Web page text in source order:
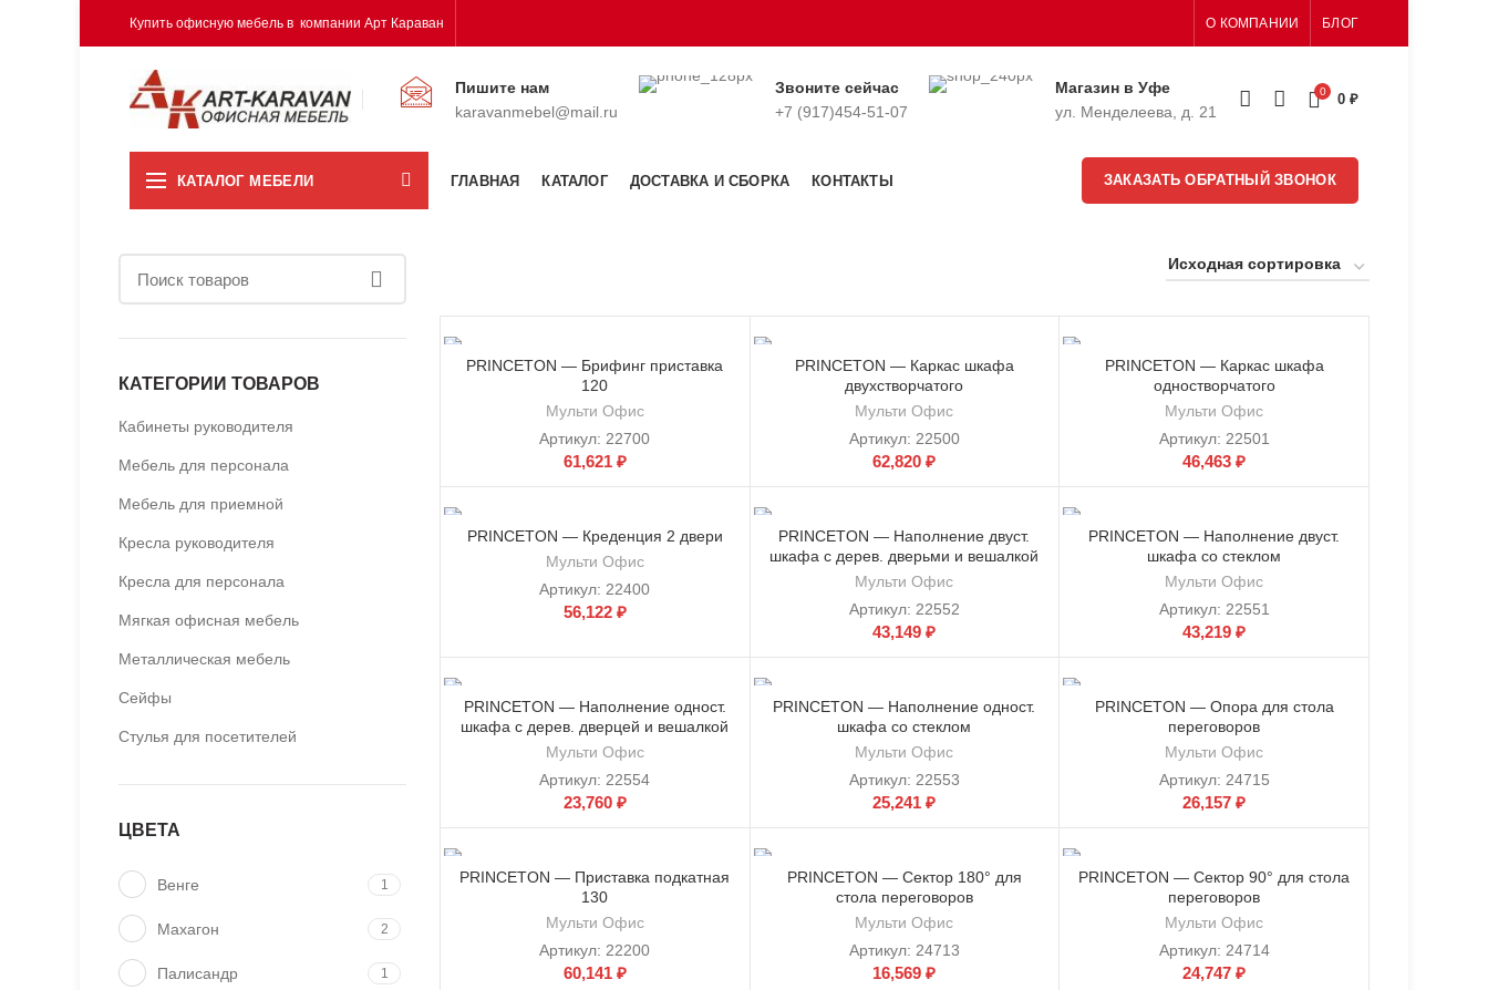
Купить офисную мебель в компании Арт Караван О КОМПАНИИ БЛОГ
Пишите нам
karavanmebel@mail.ru
Звоните сейчас
+7 (917)454-51-07
Магазин в Уфе
ул. Менделеева, д. 21
0 0 ₽
КАТАЛОГ МЕБЕЛИ ГЛАВНАЯ КАТАЛОГ ДОСТАВКА И СБОРКА КОНТАКТЫ ЗАКАЗАТЬ ОБРАТНЫЙ ЗВОНОК
PRINCETON — Брифинг приставка
120
Мульти Офис
Артикул: 22700
61,621 ₽
PRINCETON — Каркас шкафа
двухстворчатого
Мульти Офис
Артикул: 22500
62,820₽
PRINCETON — Каркас шкафа
одностворчатого
Мульти Офис
Артикул: 22501
46,463₽
PRINCETON — Креденция 2 двери
Мульти Офис
Артикул: 22400
56,122 ₽
PRINCETON — Наполнение двуст.
шкафа с дерев. дверьми и вешалкой
Мульти Офис
Артикул: 22552
43,149₽
PRINCETON — Наполнение двуст.
шкафа со стеклом
Мульти Офис
Артикул: 22551
43,219₽
PRINCETON — Наполнение одност.
шкафа с дерев. дверцей и вешалкой
Мульти Офис
Артикул: 22554
23,760 ₽
PRINCETON — Наполнение одност.
шкафа со стеклом
Мульти Офис
Артикул: 22553
25,241₽
PRINCETON — Опора для стола
переговоров
Мульти Офис
Артикул: 24715
26,157₽
PRINCETON — Приставка подкатная
130
Мульти Офис
Артикул: 22200
60,141 ₽
PRINCETON — Сектор 180° для
стола переговоров
Мульти Офис
Артикул: 24713
16,569₽
PRINCETON — Сектор 90° для стола
переговоров
Мульти Офис
Артикул: 24714
24,747₽
КАТЕГОРИИ ТОВАРОВ
Кабинеты руководителя
Мебель для персонала
Мебель для приемной
Кресла руководителя
Кресла для персонала
Мягкая офисная мебель
Металлическая мебель
Сейфы
Стулья для посетителей
ЦВЕТА
Венге 1
Махагон 2
Палисандр 1